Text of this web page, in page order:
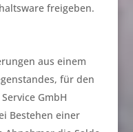
freigeben.
aus einem
für den
GmbH
Bestehen einer